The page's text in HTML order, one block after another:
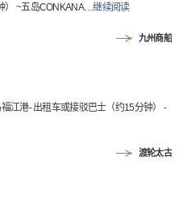
） ~五岛CONKANA…继续阅读
九州商船
江港- 出租车或接驳巴士（约15分钟） -
渡轮太古